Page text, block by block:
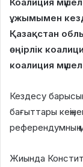
ұжымымен
Қазақстан
өңірлік
коалиция
Кездесу
бағыттары
референдумның
Жиында